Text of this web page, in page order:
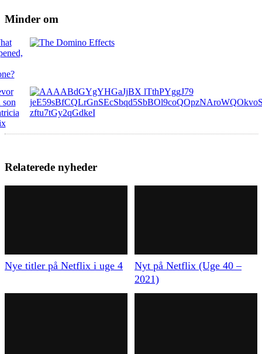
Minder om
Relaterede nyheder
Nye titler på Netflix i uge 4
Nyt på Netflix (Uge 40 –
2021)